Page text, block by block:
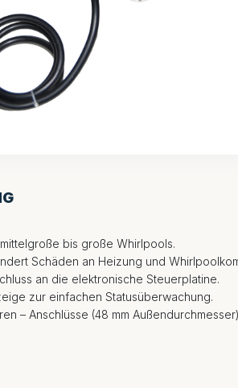
bis große Whirlpools.
Schäden an Heizung und
an die elektronische Steuerplatine.
zur einfachen Statusüberwachung.
– Anschlüsse (48 mm